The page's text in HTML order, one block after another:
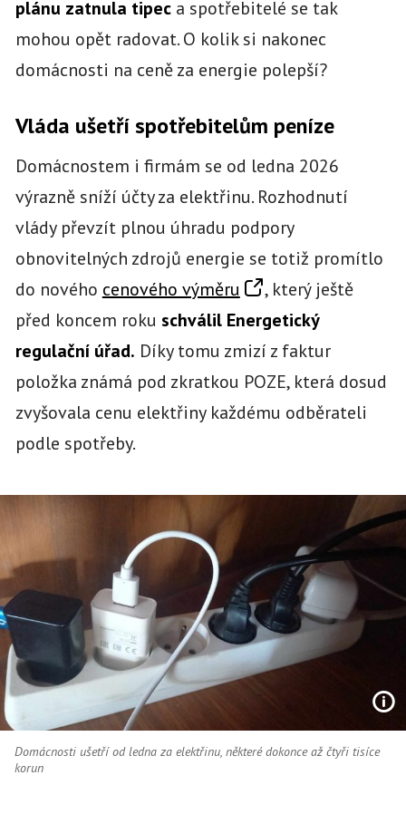
plánu zatnula tipeca spotřebitelé se tak
mohou opět radovat. O kolik si nakonec
domácnosti na ceně za energie polepší?
Vláda ušetří spotřebitelům peníze
Domácnostem i firmám se od ledna 2026
výrazně sníží účty za elektřinu. Rozhodnutí
vlády převzít plnou úhradu podpory
obnovitelných zdrojů energie se totiž promítlo
do nového cenového výměru
, který ještě
před koncem roku schválil Energetický
regulační úřad. Díky tomu zmizí z faktur
položka známá pod zkratkou POZE, která dosud
zvyšovala cenu elektřiny každému odběrateli
podle spotřeby.
Domácnosti ušetří od ledna za elektřinu, některé dokonce až čtyři tisíce
korun